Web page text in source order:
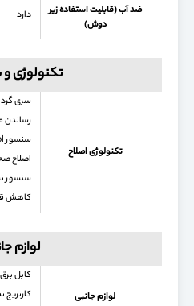
ضد آب (قابلیت استفاده زیر
دوش)
دارد
تکنولوژی
تکنولوژی اصلاح
سری
رساندن
اصلاح
سنسور
کاهش
لوازم
لوازم جانبی
کابل برق
کارتریج